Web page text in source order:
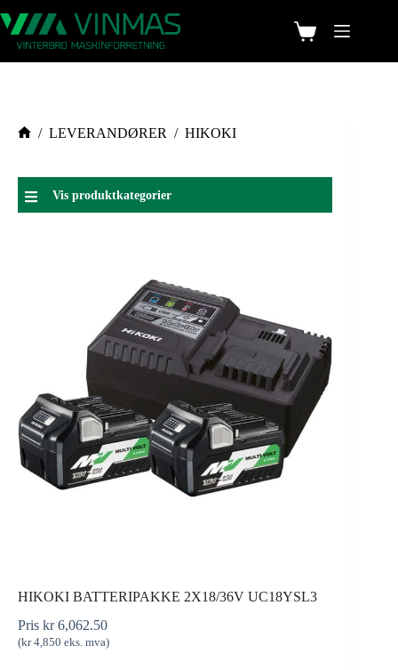
/ LEVERANDØRER / HIKOKI
Vis produktkategorier
HIKOKI BATTERIPAKKE 2X18/36V UC18YSL3
Pris kr6,062.50
(kr4,850 eks. mva)